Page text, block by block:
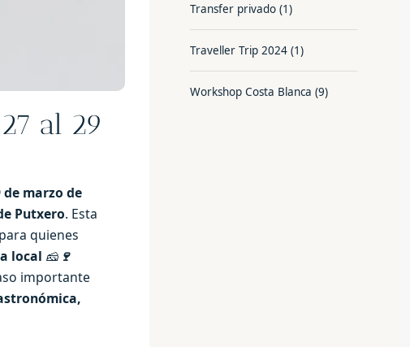
al 29
de marzo de
Putxero. Esta
quienes
local 🧀🍷
importante
Transfer privado (1)
Traveller Trip 2024 (1)
Workshop Costa Blanca (9)